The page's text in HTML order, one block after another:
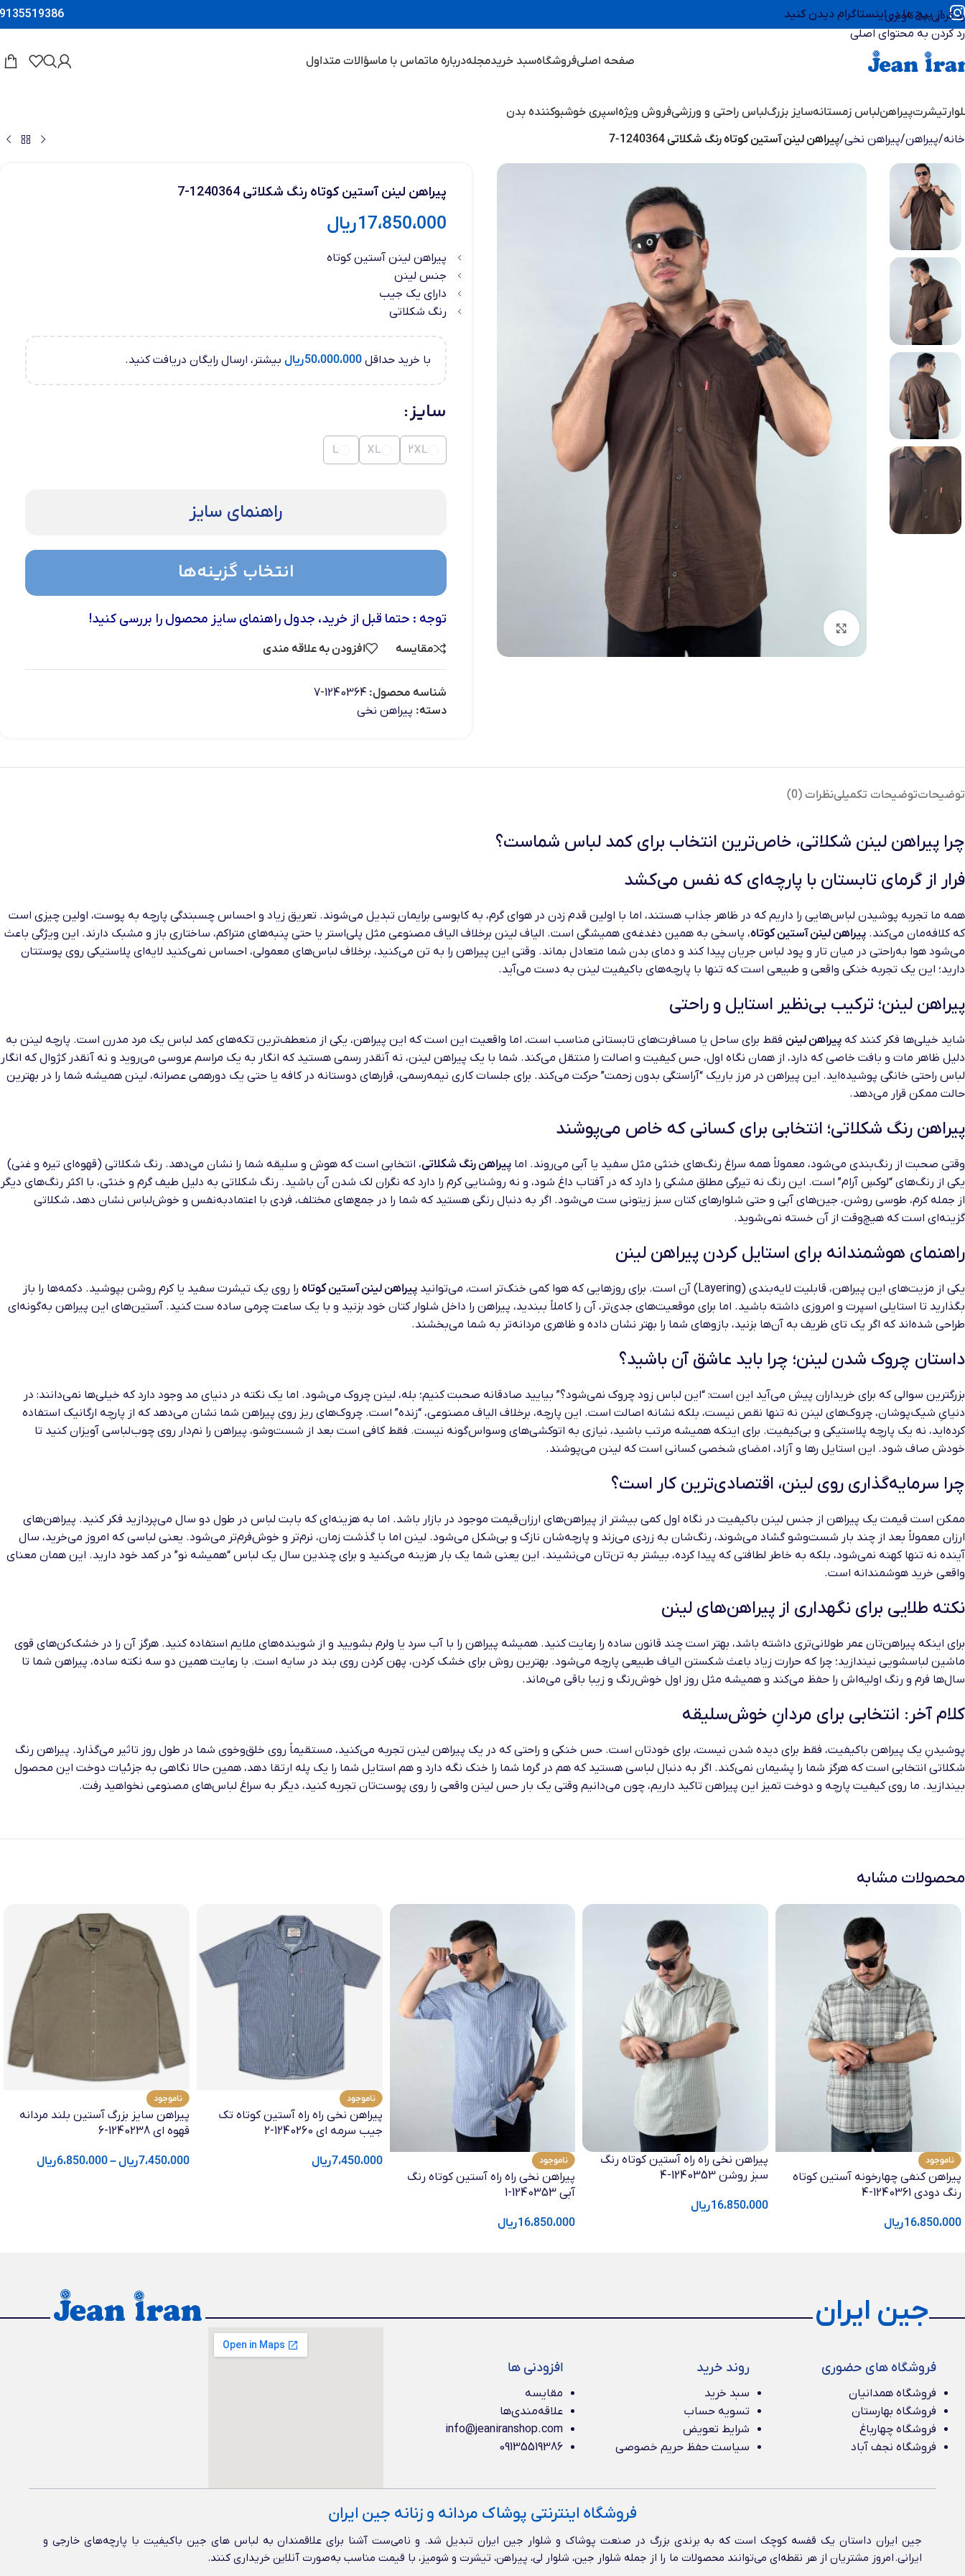
رد کردن به ناوبری
رد کردن به محتوای اصلی
از پیج ما در اینستاگرام دیدن کنید
صفحه اصلیفروشگاهسبد خریدمجلهدرباره ماتماس با ماسؤالات متداول
تیشرتپیراهنلباس زمستانهسایز بزرگلباس راحتی و ورزشیفروش ویژهاسپری خوشبوکننده بدن
خانه/پیراهن/پیراهن نخی/پیراهن لینن آستین کوتاه رنگ شکلاتی 1240364-7
بزرگنمایی تصویر
پیراهن لینن آستین کوتاه رنگ شکلاتی 1240364-7
17،850،000ریال
پیراهن لینن آستین کوتاه
جنس لینن
دارای یک جیب
رنگ شکلاتی
با خرید حداقل 50،000،000ریال بیشتر، ارسال رایگان دریافت کنید.
سایز
2XL
XL
L
راهنمای سایز
انتخاب گزینه‌ها
توجه : حتما قبل از خرید، جدول راهنمای سایز محصول را بررسی کنید!
مقایسه افزودن به علاقه مندی
شناسه محصول: 1240364-7
دسته: پیراهن نخی
توضیحاتتوضیحات تکمیلینظرات (0)
چرا پیراهن لینن شکلاتی، خاص‌ترین انتخاب برای کمد لباس شماست؟
فرار از گرمای تابستان با پارچه‌ای که نفس می‌کشد
همه ما تجربه پوشیدن لباس‌هایی را داریم که در ظاهر جذاب هستند، اما با اولین قدم زدن در هوای گرم، به کابوسی برایمان تبدیل می‌شوند. تعریق زیاد و احساس چسبندگی پارچه به پوست، اولین چیزی است
که کلافه‌مان می‌کند. پیراهن لینن آستین کوتاه، پاسخی به همین دغدغه‌ی همیشگی است. الیاف لینن برخلاف الیاف مصنوعی مثل پلی‌استر یا حتی پنبه‌های متراکم، ساختاری باز و مشبک دارند. این ویژگی باعث
می‌شود هوا به‌راحتی در میان تار و پود لباس جریان پیدا کند و دمای بدن شما متعادل بماند. وقتی این پیراهن را به تن می‌کنید، برخلاف لباس‌های معمولی، احساس نمی‌کنید لایه‌ای پلاستیکی روی پوستتان
دارید؛ این یک تجربه خنکی واقعی و طبیعی است که تنها با پارچه‌های باکیفیت لینن به دست می‌آید.
پیراهن لینن؛ ترکیب بی‌نظیر استایل و راحتی
شاید خیلی‌ها فکر کنند که پیراهن لینن فقط برای ساحل یا مسافرت‌های تابستانی مناسب است، اما واقعیت این است که این پیراهن، یکی از منعطف‌ترین تکه‌های کمد لباس یک مرد مدرن است. پارچه لینن به
دلیل ظاهر مات و بافت خاصی که دارد، از همان نگاه اول، حس کیفیت و اصالت را منتقل می‌کند. شما با یک پیراهن لینن، نه آنقدر رسمی هستید که انگار به یک مراسم عروسی می‌روید و نه آنقدر کژوال که انگار
لباس راحتی خانگی پوشیده‌اید. این پیراهن در مرز باریک “آراستگی بدون زحمت” حرکت می‌کند. برای جلسات کاری نیمه‌رسمی، قرارهای دوستانه در کافه یا حتی یک دورهمی عصرانه، لینن همیشه شما را در بهترین
حالت ممکن قرار می‌دهد.
پیراهن رنگ شکلاتی؛ انتخابی برای کسانی که خاص می‌پوشند
وقتی صحبت از رنگ‌بندی می‌شود، معمولاً همه سراغ رنگ‌های خنثی مثل سفید یا آبی می‌روند. اما پیراهن رنگ شکلاتی، انتخابی است که هوش و سلیقه شما را نشان می‌دهد. رنگ شکلاتی (قهوه‌ای تیره و غنی)
یکی از رنگ‌های “لوکسِ آرام” است. این رنگ نه تیرگی مطلق مشکی را دارد که در آفتاب داغ شود، و نه روشنایی کرم را دارد که نگران لک شدن آن باشید. رنگ شکلاتی به دلیل طیف گرم و خنثی، با اکثر رنگ‌های دیگر
از جمله کرم، طوسی روشن، جین‌های آبی و حتی شلوارهای کتان سبز زیتونی ست می‌شود. اگر به دنبال رنگی هستید که شما را در جمع‌های مختلف، فردی با اعتمادبه‌نفس و خوش‌لباس نشان دهد، شکلاتی
گزینه‌ای است که هیچ‌وقت از آن خسته نمی‌شوید.
راهنمای هوشمندانه برای استایل کردن پیراهن لینن
یکی از مزیت‌های این پیراهن، قابلیت لایه‌بندی (Layering) آن است. برای روزهایی که هوا کمی خنک‌تر است، می‌توانید پیراهن لینن آستین کوتاه را روی یک تیشرت سفید یا کرم روشن بپوشید. دکمه‌ها را باز
بگذارید تا استایلی اسپرت و امروزی داشته باشید. اما برای موقعیت‌های جدی‌تر، آن را کاملاً ببندید، پیراهن را داخل شلوار کتان خود بزنید و با یک ساعت چرمی ساده ست کنید. آستین‌های این پیراهن به‌گونه‌ای
طراحی شده‌اند که اگر یک تای ظریف به آن‌ها بزنید، بازوهای شما را بهتر نشان داده و ظاهری مردانه‌تر به شما می‌بخشند.
داستان چروک شدن لینن؛ چرا باید عاشق آن باشید؟
بزرگترین سوالی که برای خریداران پیش می‌آید این است: “این لباس زود چروک نمی‌شود؟” بیایید صادقانه صحبت کنیم؛ بله، لینن چروک می‌شود. اما یک نکته در دنیای مد وجود دارد که خیلی‌ها نمی‌دانند: در
دنیایِ شیک‌پوشان، چروک‌های لینن نه تنها نقص نیست، بلکه نشانه اصالت است. این پارچه، برخلاف الیاف مصنوعی، “زنده” است. چروک‌های ریز روی پیراهن شما نشان می‌دهد که از پارچه ارگانیک استفاده
کرده‌اید، نه یک پارچه پلاستیکی و بی‌کیفیت. برای اینکه همیشه مرتب باشید، نیازی به اتوکشی‌های وسواس‌گونه نیست. فقط کافی است بعد از شست‌وشو، پیراهن را نم‌دار روی چوب‌لباسی آویزان کنید تا
خودش صاف شود. این استایل رها و آزاد، امضای شخصی کسانی است که لینن می‌پوشند.
چرا سرمایه‌گذاری روی لینن، اقتصادی‌ترین کار است؟
ممکن است قیمت یک پیراهن از جنس لینن باکیفیت در نگاه اول کمی بیشتر از پیراهن‌های ارزان‌قیمت موجود در بازار باشد. اما به هزینه‌ای که بابت لباس در طول دو سال می‌پردازید فکر کنید. پیراهن‌های
ارزان معمولاً بعد از چند بار شست‌وشو گشاد می‌شوند، رنگ‌شان به زردی می‌زند و پارچه‌شان نازک و بی‌شکل می‌شود. لینن اما با گذشت زمان، نرم‌تر و خوش‌فرم‌تر می‌شود. یعنی لباسی که امروز می‌خرید، سال
آینده نه تنها کهنه نمی‌شود، بلکه به خاطر لطافتی که پیدا کرده، بیشتر به تن‌تان می‌نشیند. این یعنی شما یک بار هزینه می‌کنید و برای چندین سال یک لباس “همیشه نو” در کمد خود دارید. این همان معنای
واقعی خرید هوشمندانه است.
نکته طلایی برای نگهداری از پیراهن‌های لینن
برای اینکه پیراهن‌تان عمر طولانی‌تری داشته باشد، بهتر است چند قانون ساده را رعایت کنید. همیشه پیراهن را با آب سرد یا ولرم بشویید و از شوینده‌های ملایم استفاده کنید. هرگز آن را در خشک‌کن‌های قوی
ماشین لباسشویی نیندازید؛ چرا که حرارت زیاد باعث شکستن الیاف طبیعی پارچه می‌شود. بهترین روش برای خشک کردن، پهن کردن روی بند در سایه است. با رعایت همین دو سه نکته ساده، پیراهن شما تا
سال‌ها فرم و رنگ اولیه‌اش را حفظ می‌کند و همیشه مثل روز اول خوش‌رنگ و زیبا باقی می‌ماند.
کلام آخر: انتخابی برای مردانِ خوش‌سلیقه
پوشیدنِ یک پیراهن باکیفیت، فقط برای دیده شدن نیست، برای خودتان است. حس خنکی و راحتی که در یک پیراهن لینن تجربه می‌کنید، مستقیماً روی خلق‌وخوی شما در طول روز تاثیر می‌گذارد. پیراهن رنگ
شکلاتی انتخابی است که هرگز شما را پشیمان نمی‌کند. اگر به دنبال لباسی هستید که هم در گرما شما را خنک نگه دارد و هم استایل شما را یک پله ارتقا دهد، همین حالا نگاهی به جزئیات دوخت این محصول
بیندازید. ما روی کیفیت پارچه و دوخت تمیز این پیراهن تاکید داریم، چون می‌دانیم وقتی یک بار حس لینن واقعی را روی پوست‌تان تجربه کنید، دیگر به سراغ لباس‌های مصنوعی نخواهید رفت.
محصولات مشابه
ناموجود
پیراهن کنفی چهارخونه آستین کوتاه
رنگ دودی 1240361-4
16،850،000ریال
پیراهن نخی راه راه آستین کوتاه رنگ
سبز روشن 1240353-4
16،850،000ریال
ناموجود
پیراهن نخی راه راه آستین کوتاه رنگ
آبی 1240353-1
16،850،000ریال
ناموجود
پیراهن نخی راه راه آستین کوتاه تک
جیب سرمه ای 1240260-2
7،450،000ریال
ناموجود
پیراهن سایز بزرگ آستین بلند مردانه
قهوه ای 1240238-6
7،450،000ریال–6،850،000ریال
جین ایران
فروشگاه های حضوری
فروشگاه همدانیان
فروشگاه بهارستان
فروشگاه چهارباغ
فروشگاه نجف آباد
روند خرید
سبد خرید
تسویه حساب
شرایط تعویض
سیاست حفظ حریم خصوصی
افزودنی ها
مقایسه
علاقه‌مندی‌ها
info@jeaniranshop.com
09135519386
فروشگاه اینترنتی پوشاک مردانه و زنانه جین ایران
جین ایران داستان یک قفسه کوچک است که به برندی بزرگ در صنعت پوشاک و شلوار جین ایران تبدیل شد. و نامی‌ست آشنا برای علاقمندان به لباس های جین باکیفیت با پارچه‌های خارجی و
ایرانی‌. امروز مشتریان از هر نقطه‌ای می‌توانند محصولات ما را از جمله شلوار جین، شلوار لی، پیراهن، تیشرت و شومیز، با قیمت مناسب به‌صورت آنلاین خریداری کنند.